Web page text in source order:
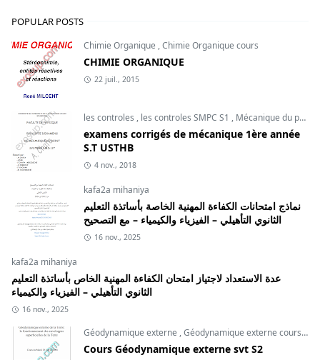
POPULAR POSTS
Chimie Organique ,Chimie Organique cours
CHIMIE ORGANIQUE
22 juil., 2015
les controles , les controles SMPC S1 , Mécanique du point
examens corrigés de mécanique 1ère année
S.T USTHB
4 nov., 2018
kafa2a mihaniya
نماذج امتحانات الكفاءة المهنية الخاصة بأساتذة التعليم
الثانوي التأهيلي – الفيزياء والكيمياء – مع التصحيح
16 nov., 2025
kafa2a mihaniya
عدة الاستعداد لاجتياز امتحان الكفاءة المهنية الخاص بأساتذة التعليم
الثانوي التأهيلي – الفيزياء والكيمياء
16 nov., 2025
Géodynamique externe ,Géodynamique externe cours ,
Cours Géodynamique externe svt S2